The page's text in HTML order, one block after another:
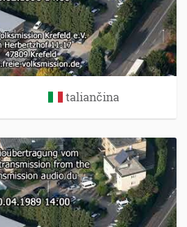
taliančina